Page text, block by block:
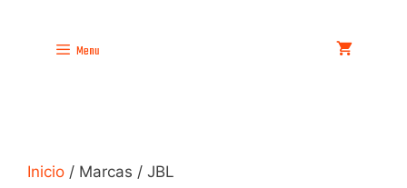
Menu
Inicio / Marcas / JBL